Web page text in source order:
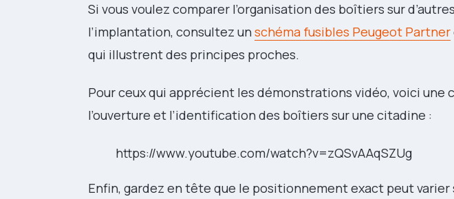
Si vous voulez comparer l’organisation des boîtiers sur
l’implantation, consultez un schéma fusibles Peugeot Partner
qui illustrent des principes proches.
Pour ceux qui apprécient les démonstrations vidéo, voici
l’ouverture et l’identification des boîtiers sur une citadine :
https://www.youtube.com/watch?v=zQSvAAqSZUg
Enfin, gardez en tête que le positionnement exact peut